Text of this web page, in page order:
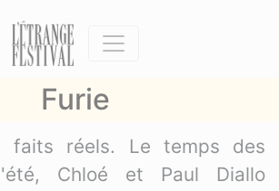
Furie
faits réels. Le temps des
Chloé et Paul Diallo